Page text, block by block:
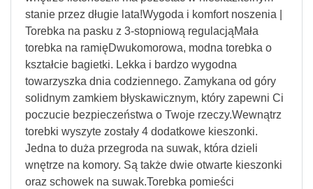
stanie przez długie lata!Wygoda i komfort noszenia |
Torebka na pasku z 3-stopniową regulacjąMała
torebka na ramięDwukomorowa, modna torebka o
kształcie bagietki. Lekka i bardzo wygodna
towarzyszka dnia codziennego. Zamykana od góry
solidnym zamkiem błyskawicznym, który zapewni Ci
poczucie bezpieczeństwa o Twoje rzeczy.Wewnątrz
torebki wyszyte zostały 4 dodatkowe kieszonki.
Jedna to duża przegroda na suwak, która dzieli
wnętrze na komory. Są także dwie otwarte kieszonki
oraz schowek na suwak.Torebka pomieści